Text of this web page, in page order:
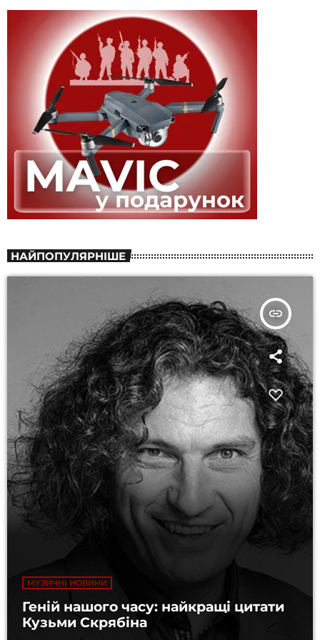
НАЙПОПУЛЯРНІШЕ
insert_link
МУЗИЧНІ НОВИНИ
Геній нашого часу: найкращі цитати
Кузьми Скрябіна